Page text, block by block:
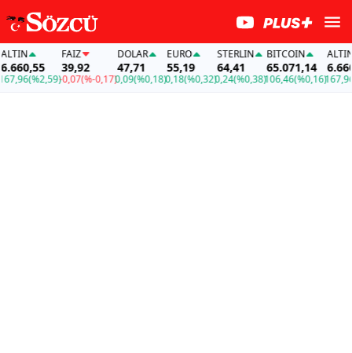
(%2,59)
FAİZ
39,92
-0,07(%-0,17)
DOLAR
47,71
0,09(%0,18)
EURO
55,19
0,18(%0,32)
STERLIN
64,41
0,24(%0,38)
BITCOIN
65.071,14
106,46(%0,16)
ALTIN
167,96